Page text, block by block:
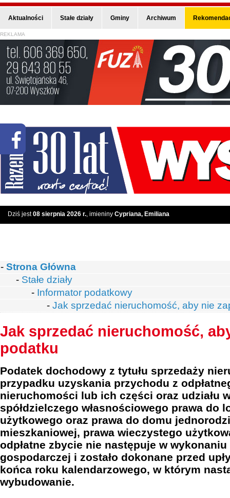
Aktualności Stałe działy Gminy Archiwum
REKLAMA
Dziś jest08 sierpnia 2026 r., imieniny Cypriana, Emiliana
- Strona Główna
- Stałe działy
- Informator podatkowy
- Jak sprzedać nieruchomość, aby nie
Jak sprzedać nieruchomość,
podatku
Podatek dochodowy z tytułu sprzedaży
przypadku uzyskania przychodu z
nieruchomości lub ich części oraz udziału
spółdzielczego własnościowego prawa do
użytkowego oraz prawa do domu
mieszkaniowej, prawa wieczystego
odpłatne zbycie nie następuje w wykonaniu
gospodarczej i zostało dokonane przed
końca roku kalendarzowego, w którym
wybudowanie.